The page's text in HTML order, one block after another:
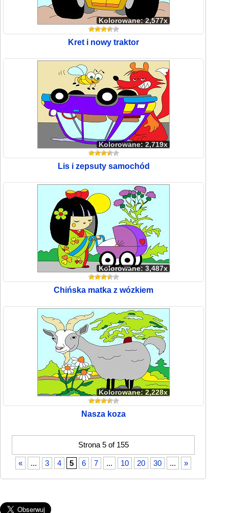
Kolorowane: 2,577x
Kret i nowy traktor
Kolorowane: 2,719x
Lis i zepsuty samochód
Kolorowane: 3,487x
Chińska matka z wózkiem
Kolorowane: 2,228x
Nasza koza
Strona 5 of 155
« ... 3 4 5 6 7 ... 10 20 30 ... »